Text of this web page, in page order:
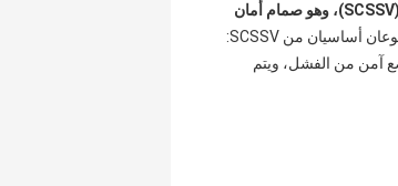
صمام الأمان تحت السطح الذي يتم التحكم فيه بالسطح (SCSSV)، وهو صمام أمان
هناك نوعان أساسيان من SCSSV:
آمن من الفشل، ويتم